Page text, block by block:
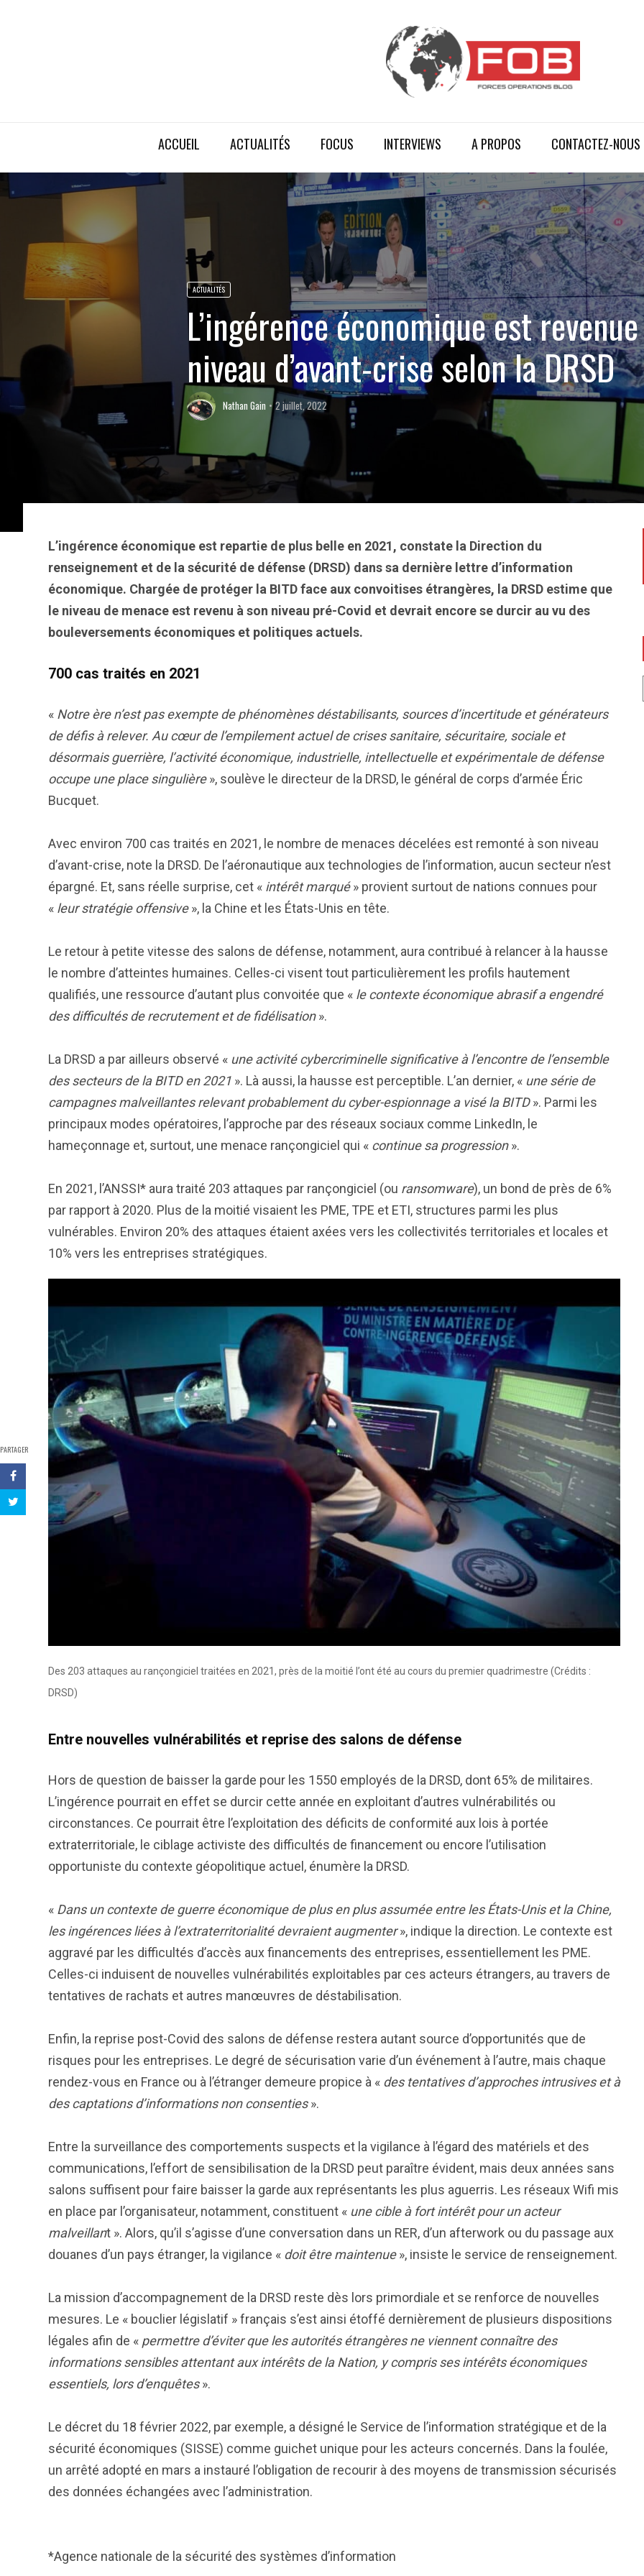
ACCUEIL ACTUALITÉS FOCUS INTERVIEWS A PROPOS CONTACTEZ-NOUS
ACTUALITÉS
L’ingérence économique est
niveau d’avant-crise selon la DRSD
Nathan Gain 2 juillet, 2022
PARTAGER
L’ingérence économique est repartie de plus belle en 2021, constate la Direction du
renseignement et de la sécurité de défense (DRSD) dans sa dernière lettre d’information
économique. Chargée de protéger la BITD face aux convoitises étrangères, la DRSD estime que
le niveau de menace est revenu à son niveau pré-Covid et devrait encore se durcir au vu des
bouleversements économiques et politiques actuels.
700 cas traités en 2021
« Notre ère n’est pas exempte de phénomènes déstabilisants, sources d’incertitude et générateurs
de défis à relever. Au cœur de l’empilement actuel de crises sanitaire, sécuritaire, sociale et
désormais guerrière, l’activité économique, industrielle, intellectuelle et expérimentale de défense
occupe une place singulière», soulève le directeur de la DRSD, le général de corps d’armée Éric
Bucquet.
Avec environ 700 cas traités en 2021, le nombre de menaces décelées est remonté à son niveau
d’avant-crise, note la DRSD. De l’aéronautique aux technologies de l’information, aucun secteur n’est
épargné. Et, sans réelle surprise, cet « intérêt marqué» provient surtout de nations connues pour
« leur stratégie offensive», la Chine et les États-Unis en tête.
Le retour à petite vitesse des salons de défense, notamment, aura contribué à relancer à la hausse
le nombre d’atteintes humaines. Celles-ci visent tout particulièrement les profils hautement
qualifiés, une ressource d’autant plus convoitée que « le contexte économique abrasif a engendré
des difficultés de recrutement et de fidélisation».
La DRSD a par ailleurs observé « une activité cybercriminelle significative à l’encontre de l’ensemble
des secteurs de la BITD en 2021 ». Là aussi, la hausse est perceptible. L’an dernier, « une série de
campagnes malveillantes relevant probablement du cyber-espionnage a visé la BITD». Parmi les
principaux modes opératoires, l’approche par des réseaux sociaux comme LinkedIn, le
hameçonnage et, surtout, une menace rançongiciel qui « continue sa progression».
En 2021, l’ANSSI* aura traité 203 attaques par rançongiciel (ou ransomware), un bond de près de 6%
par rapport à 2020. Plus de la moitié visaient les PME, TPE et ETI, structures parmi les plus
vulnérables. Environ 20% des attaques étaient axées vers les collectivités territoriales et locales et
10% vers les entreprises stratégiques.
Des 203 attaques au rançongiciel traitées en 2021, près de la moitié l’ont été au cours du premier quadrimestre (Crédits :
DRSD)
Entre nouvelles vulnérabilités et reprise des salons de défense
Hors de question de baisser la garde pour les 1550 employés de la DRSD, dont 65% de militaires.
L’ingérence pourrait en effet se durcir cette année en exploitant d’autres vulnérabilités ou
circonstances. Ce pourrait être l’exploitation des déficits de conformité aux lois à portée
extraterritoriale, le ciblage activiste des difficultés de financement ou encore l’utilisation
opportuniste du contexte géopolitique actuel, énumère la DRSD.
« Dans un contexte de guerre économique de plus en plus assumée entre les États-Unis et la Chine,
les ingérences liées à l’extraterritorialité devraient augmenter», indique la direction. Le contexte est
aggravé par les difficultés d’accès aux financements des entreprises, essentiellement les PME.
Celles-ci induisent de nouvelles vulnérabilités exploitables par ces acteurs étrangers, au travers de
tentatives de rachats et autres manœuvres de déstabilisation.
Enfin, la reprise post-Covid des salons de défense restera autant source d’opportunités que de
risques pour les entreprises. Le degré de sécurisation varie d’un événement à l’autre, mais chaque
rendez-vous en France ou à l’étranger demeure propice à « des tentatives d’approches intrusives et à
des captations d’informations non consenties».
Entre la surveillance des comportements suspects et la vigilance à l’égard des matériels et des
communications, l’effort de sensibilisation de la DRSD peut paraître évident, mais deux années sans
salons suffisent pour faire baisser la garde aux représentants les plus aguerris. Les réseaux Wifi mis
en place par l’organisateur, notamment, constituent « une cible à fort intérêt pour un acteur
malveillant ». Alors, qu’il s’agisse d’une conversation dans un RER, d’un afterwork ou du passage aux
douanes d’un pays étranger, la vigilance « doit être maintenue», insiste le service de renseignement.
La mission d’accompagnement de la DRSD reste dès lors primordiale et se renforce de nouvelles
mesures. Le « bouclier législatif » français s’est ainsi étoffé dernièrement de plusieurs dispositions
légales afin de « permettre d’éviter que les autorités étrangères ne viennent connaître des
informations sensibles attentant aux intérêts de la Nation, y compris ses intérêts économiques
essentiels, lors d’enquêtes».
Le décret du 18 février 2022, par exemple, a désigné le Service de l’information stratégique et de la
sécurité économiques (SISSE) comme guichet unique pour les acteurs concernés. Dans la foulée,
un arrêté adopté en mars a instauré l’obligation de recourir à des moyens de transmission sécurisés
des données échangées avec l’administration.
*Agence nationale de la sécurité des systèmes d’information